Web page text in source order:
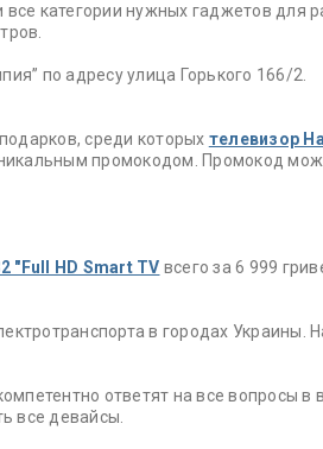
категории нужных гаджетов для
по адресу улица Горького 166/2.
среди которых телевизор
промокодом. Промокод
"Full HD Smart TV всего за 6 999
в городах Украины.
ответят на все вопросы в
все девайсы.